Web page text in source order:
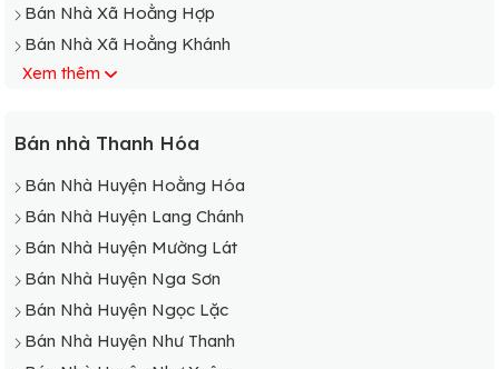
Bán Nhà Xã Hoằng Hợp
Bán Nhà Xã Hoằng Khánh
Bán Nhà Xã Hoằng Khê
Bán Nhà Xã Hoằng Lộc
Bán Nhà Xã Hoằng Lương
Bán Nhà Xã Hoằng Lưu
Bán Nhà Xã Hoằng Lý
Bán Nhà Xã Hoằng Minh
Bán Nhà Xã Hoằng Ngọc
Bán Nhà Xã Hoằng Phong
Xem thêm
Bán nhà Thanh Hóa
Bán Nhà Huyện Hoằng Hóa
Bán Nhà Huyện Lang Chánh
Bán Nhà Huyện Mường Lát
Bán Nhà Huyện Nga Sơn
Bán Nhà Huyện Ngọc Lặc
Bán Nhà Huyện Như Thanh